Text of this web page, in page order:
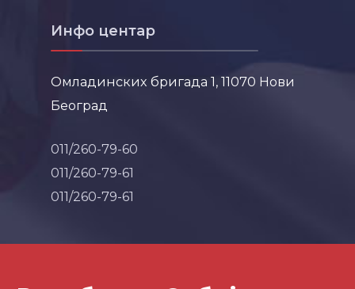
Инфо центар
Омладинских бригада 1, 11070 Нови
Београд
011/260-79-60
011/260-79-61
011/260-79-61